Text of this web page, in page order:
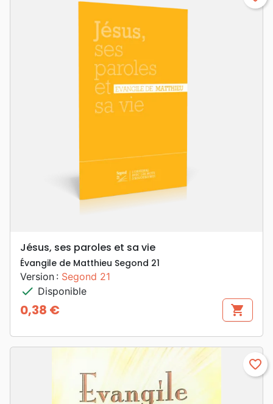
Jésus, ses paroles et sa vie
Évangile de Matthieu Segond 21
Version : Segond 21
check Disponible
Prix
0,38 € shopping_cart
favorite_border